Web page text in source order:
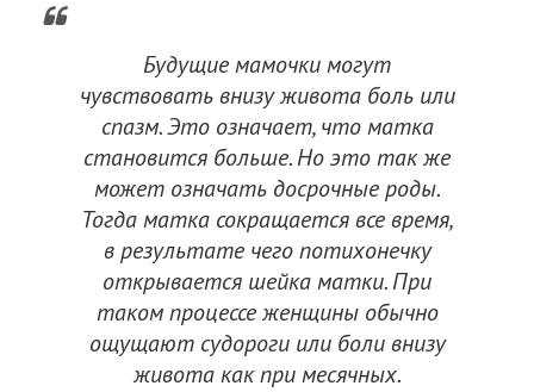
Будущие мамочки могут
чувствовать внизу живота боль или
спазм. Это означает, что матка
становится больше. Но это так же
может означать досрочные роды.
Тогда матка сокращается все время,
в результате чего потихонечку
открывается шейка матки. При
таком процессе женщины обычно
ощущают судороги или боли внизу
живота как при месячных.